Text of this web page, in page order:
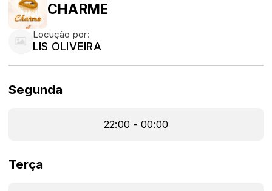
CHARME
Locução por:
LIS OLIVEIRA
Segunda
22:00 - 00:00
Terça